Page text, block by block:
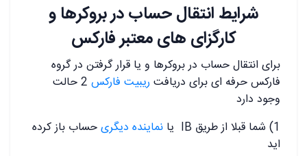
شرایط انتقال حساب در بروکرها و
کارگزای های معتبر فارکس
برای انتقال حساب در بروکرها و یا قرار گرفتن در گروه
فارکس حرفه ای برای دریافت ریبیت فارکس
2 حالت
وجود دارد
1) شما قبلا از طریق IB یا
نماینده دیگریحساب باز کرده
اید